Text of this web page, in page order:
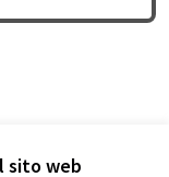
sito web